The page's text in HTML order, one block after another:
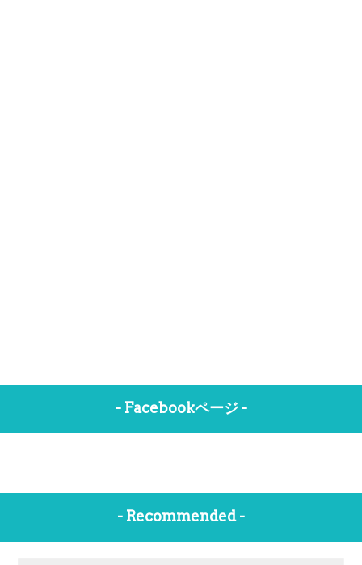
- Facebookページ -
- Recommended -